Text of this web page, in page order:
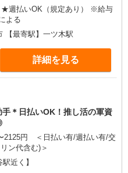
払いOK（規定あり） ※給与
よる
【最寄駅】一ツ木駅
詳細を見る
＊日払いOK！推し活の軍資
2125円 ＜日払い有/週払い有/交
ン代含む)＞
近く】